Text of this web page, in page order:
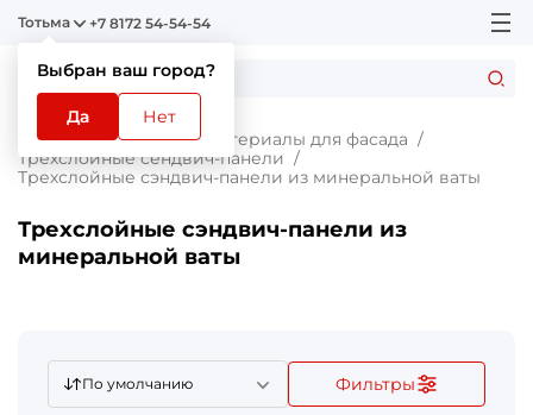
Тотьма
Выбран ваш город?
Да Нет
+7 8172 54-54-54
Главная Каталог
Материалы для фасада
Трехслойные сендвич-панели
Трехслойные сэндвич-панели из минеральной ваты
Трехслойные сэндвич-панели из
минеральной ваты
По умолчанию Фильтры